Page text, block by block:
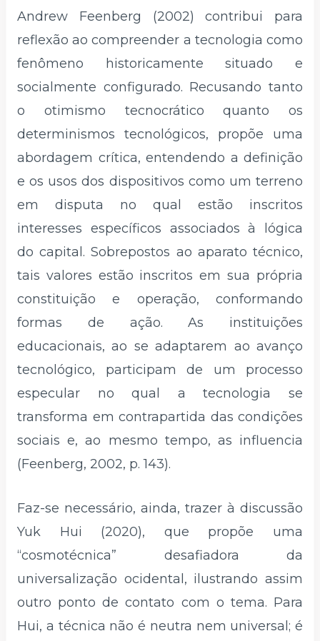
Andrew Feenberg (2002) contribui para
reflexão ao compreender a tecnologia como
fenômeno historicamente situado e
socialmente configurado. Recusando tanto
o otimismo tecnocrático quanto os
determinismos tecnológicos, propõe uma
abordagem crítica, entendendo a definição
e os usos dos dispositivos como um terreno
em disputa no qual estão inscritos
interesses específicos associados à lógica
do capital. Sobrepostos ao aparato técnico,
tais valores estão inscritos em sua própria
constituição e operação, conformando
formas de ação. As instituições
educacionais, ao se adaptarem ao avanço
tecnológico, participam de um processo
especular no qual a tecnologia se
transforma em contrapartida das condições
sociais e, ao mesmo tempo, as influencia
(Feenberg, 2002, p. 143).
Faz-se necessário, ainda, trazer à discussão
Yuk Hui (2020), que propõe uma
“cosmotécnica” desafiadora da
universalização ocidental, ilustrando assim
outro ponto de contato com o tema. Para
Hui, a técnica não é neutra nem universal; é